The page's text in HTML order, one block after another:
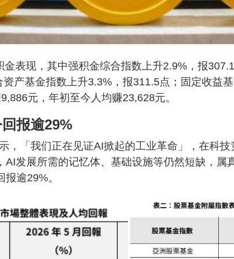
金表现，其中强积金综合指数上升2.9%，报
产基金指数上升3.3%，报311.5点；固定收益
元，年初至今人均赚23,628元。
报逾29%
，「我们正在见证AI掀起的工业革命」，在科
AI发展所需的记忆体、基础设施等仍然短缺，属
逾29%。